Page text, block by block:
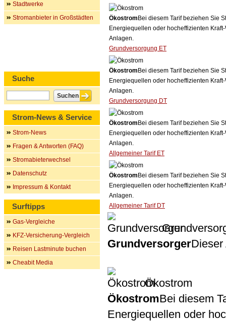
Ökostrom Bei diesem Tarif beziehen Sie
Energiequellen oder hocheffizienten
Anlagen.
Grundversorgung ET
Ökostrom Bei diesem Tarif beziehen Sie
Energiequellen oder hocheffizienten
Anlagen.
Grundversorgung DT
Ökostrom Bei diesem Tarif beziehen Sie
Energiequellen oder hocheffizienten
Anlagen.
Allgemeiner Tarif ET
Ökostrom Bei diesem Tarif beziehen Sie
Energiequellen oder hocheffizienten
Anlagen.
Allgemeiner Tarif DT
GrundversorgerDieser
Ökostrom
ÖkostromBei diesem
Energiequellen oder
Stadtwerke
Stromanbieter in Großstädten
Suche
Strom-News & Service
Strom-News
Fragen & Antworten (FAQ)
Stromabieterwechsel
Datenschutz
Impressum & Kontakt
Surftipps
Gas-Vergleiche
KFZ-Versicherung-Vergleich
Reisen Lastminute buchen
Cheabit Media